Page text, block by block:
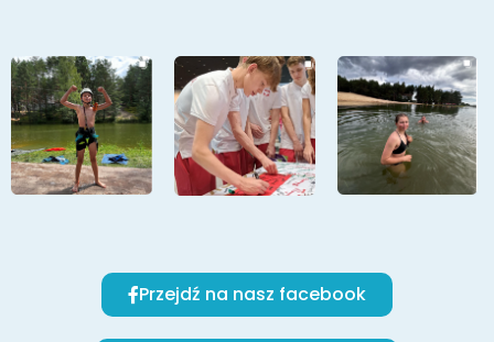
Przejdź na nasz facebook